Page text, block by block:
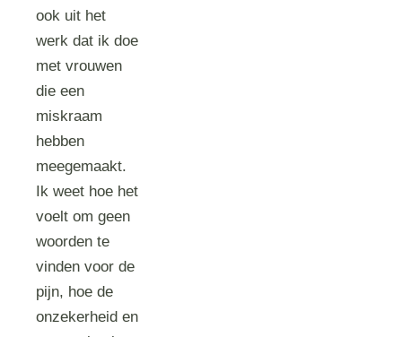
ook uit het
werk dat ik doe
met vrouwen
die een
miskraam
hebben
meegemaakt.
Ik weet hoe het
voelt om geen
woorden te
vinden voor de
pijn, hoe de
onzekerheid en